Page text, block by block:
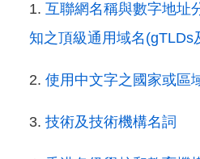
互聯網名稱與數字地址
知之頂級通用域名(gTLDs
使用中文字之國家或區
技術及技術機構名詞